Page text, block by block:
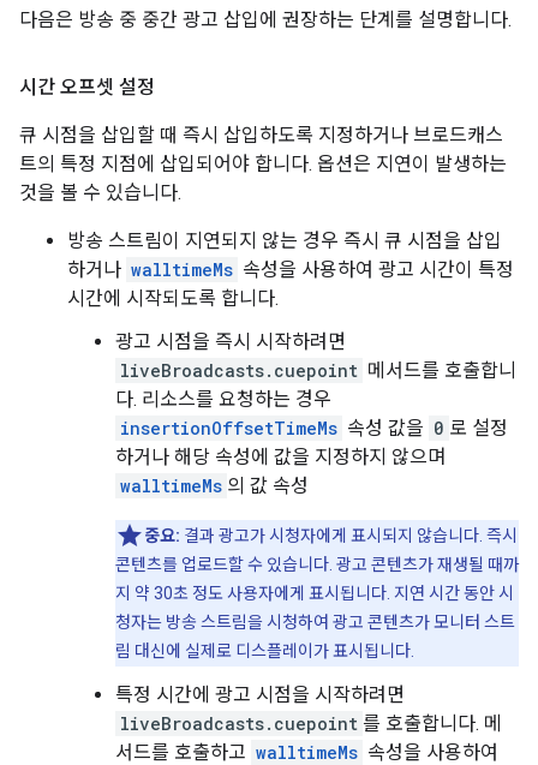
다음은 방송 중 중간 광고 삽입에 권장하는 단계를 설명합니다.
시간 오프셋 설정
큐 시점을 삽입할 때 즉시 삽입하도록 지정하거나 브로드캐스
트의 특정 지점에 삽입되어야 합니다. 옵션은 지연이 발생하는
것을 볼 수 있습니다.
방송 스트림이 지연되지 않는 경우 즉시 큐 시점을 삽입
하거나 walltimeMs 속성을 사용하여 광고 시간이 특정
시간에 시작되도록 합니다.
광고 시점을 즉시 시작하려면
liveBroadcasts.cuepoint 메서드를 호출합니
다. 리소스를 요청하는 경우
insertionOffsetTimeMs 속성 값을 0 로 설정
하거나 해당 속성에 값을 지정하지 않으며
walltimeMs 의 값 속성
중요: 결과 광고가 시청자에게 표시되지 않습니다. 즉시
콘텐츠를 업로드할 수 있습니다. 광고 콘텐츠가 재생될 때까
지 약 30초 정도 사용자에게 표시됩니다. 지연 시간 동안 시
청자는 방송 스트림을 시청하여 광고 콘텐츠가 모니터 스트
림 대신에 실제로 디스플레이가 표시됩니다.
특정 시간에 광고 시점을 시작하려면
liveBroadcasts.cuepoint 를 호출합니다. 메
서드를 호출하고 walltimeMs 속성을 사용하여